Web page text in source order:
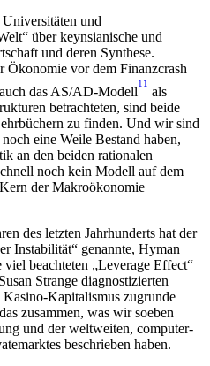
und
über keynsianische und
und deren Synthese.
Ökonomie vor dem Finanzcrash
das AS/AD-Modell
11
als
betrachteten, sind beide
zu finden. Und wir sind
eine Weile Bestand haben,
an den beiden rationalen
noch kein Modell auf dem
der Makroökonomie
des letzten Jahrhunderts hat der
Instabilität“ genannte, Hyman
beachteten „Leverage Effect“
Strange diagnostizierten
Kapitalismus zugrunde
zusammen, was wir soeben
und der weltweiten, computer-
beschrieben haben.